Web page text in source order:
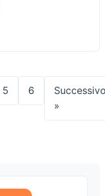
5 6
»